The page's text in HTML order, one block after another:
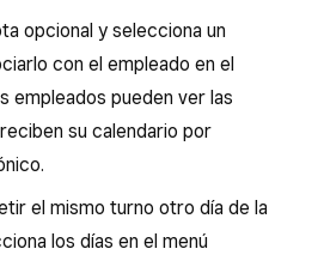
opcional y selecciona un
con el empleado en el
empleados pueden ver las
su calendario por
el mismo turno otro día de la
los días en el menú